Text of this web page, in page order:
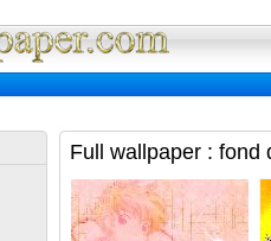
Full wallpaper : fond